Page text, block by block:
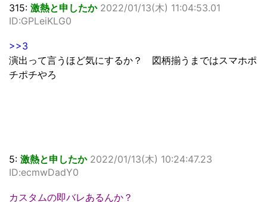
315: 激熱と申したか 2022/01/13(木) 11:04:53.01
ID:GPLeiKLG0
>>3
演出って言うほど気にするか？ 図柄揃うまではスマホポ
チポチやろ
5: 激熱と申したか 2022/01/13(木) 10:24:47.23
ID:ecmwDadY0
カスタムの即バレあるんか？